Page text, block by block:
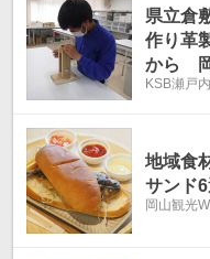
県立倉
作り革
から
KSB瀬戸
地域食
サンド
岡山観光